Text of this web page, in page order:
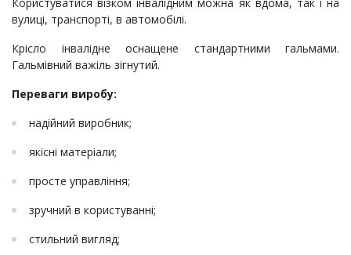
вулиці, транспорті, в автомобілі.
Крісло інвалідне оснащене стандартними гальмами.
Гальмівний важіль зігнутий.
Переваги виробу:
надійний виробник;
якісні матеріали;
просте управління;
зручний в користуванні;
стильний вигляд;